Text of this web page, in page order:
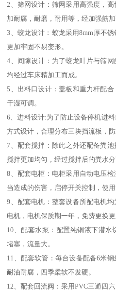
2、筛网设计：筛网采用高强度，
加耐腐，耐磨，耐用等，经加强筋加
3、蛟龙设计：蛟龙采用8mm厚不
更加牢固不易变形。
4、间隙设计：为了蛟龙叶片与筛
均经过车床精加工而成。
5、出料口设计：盖板和重力杆配
干湿可调。
6、进料设计:为了防止设备停机进
方式设计，合理分布三块挡流板，
7、配套搅拌：除此之外还配备粪
搅拌更加均匀，经过搅拌后的粪水
8、配套电柜：电柜采用自动电压
当造成的伤害，启停开关控制，使用
9、配套电机：整套设备所配电机
电机，电机保质期一年，免费更换更
10、配套水泵：配置纯铜液下潜
堵塞，流量大。
11、配套软管：每台设备配备6米
耐油耐腐，四季柔软不发硬。
12、配套回流阀：采用PVC三通四